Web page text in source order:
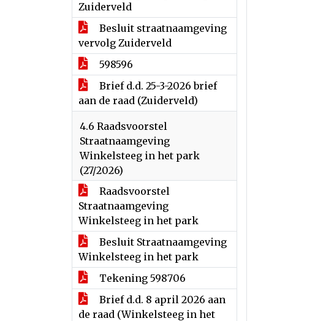
Zuiderveld
Besluit straatnaamgeving
vervolg Zuiderveld
598596
Brief d.d. 25-3-2026 brief
aan de raad (Zuiderveld)
4.6 Raadsvoorstel
Straatnaamgeving
Winkelsteeg in het park
(27/2026)
Raadsvoorstel
Straatnaamgeving
Winkelsteeg in het park
Besluit Straatnaamgeving
Winkelsteeg in het park
Tekening 598706
Brief d.d. 8 april 2026 aan
de raad (Winkelsteeg in het